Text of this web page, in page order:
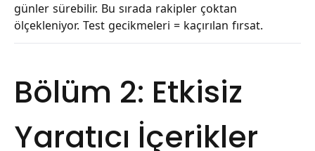
günler sürebilir. Bu sırada rakipler çoktan
ölçekleniyor. Test gecikmeleri = kaçırılan fırsat.
Bölüm 2: Etkisiz
Yaratıcı İçerikler